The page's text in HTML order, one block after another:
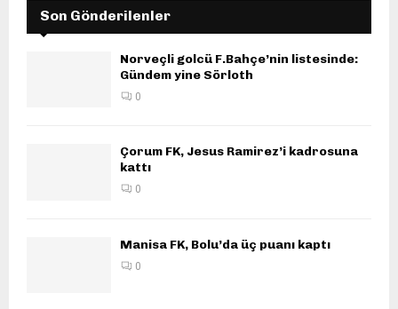
Son Gönderilenler
Norveçli golcü F.Bahçe’nin listesinde:
Gündem yine Sörloth
0
Çorum FK, Jesus Ramirez’i kadrosuna
kattı
0
Manisa FK, Bolu’da üç puanı kaptı
0